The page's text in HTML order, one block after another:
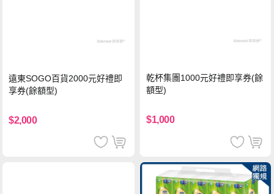
遠東SOGO百貨2000元好禮即
享券(餘額型)
$2,000
乾杯集團1000元好禮即享券(餘
額型)
$1,000